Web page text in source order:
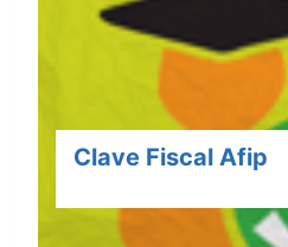
Clave Fiscal Afip